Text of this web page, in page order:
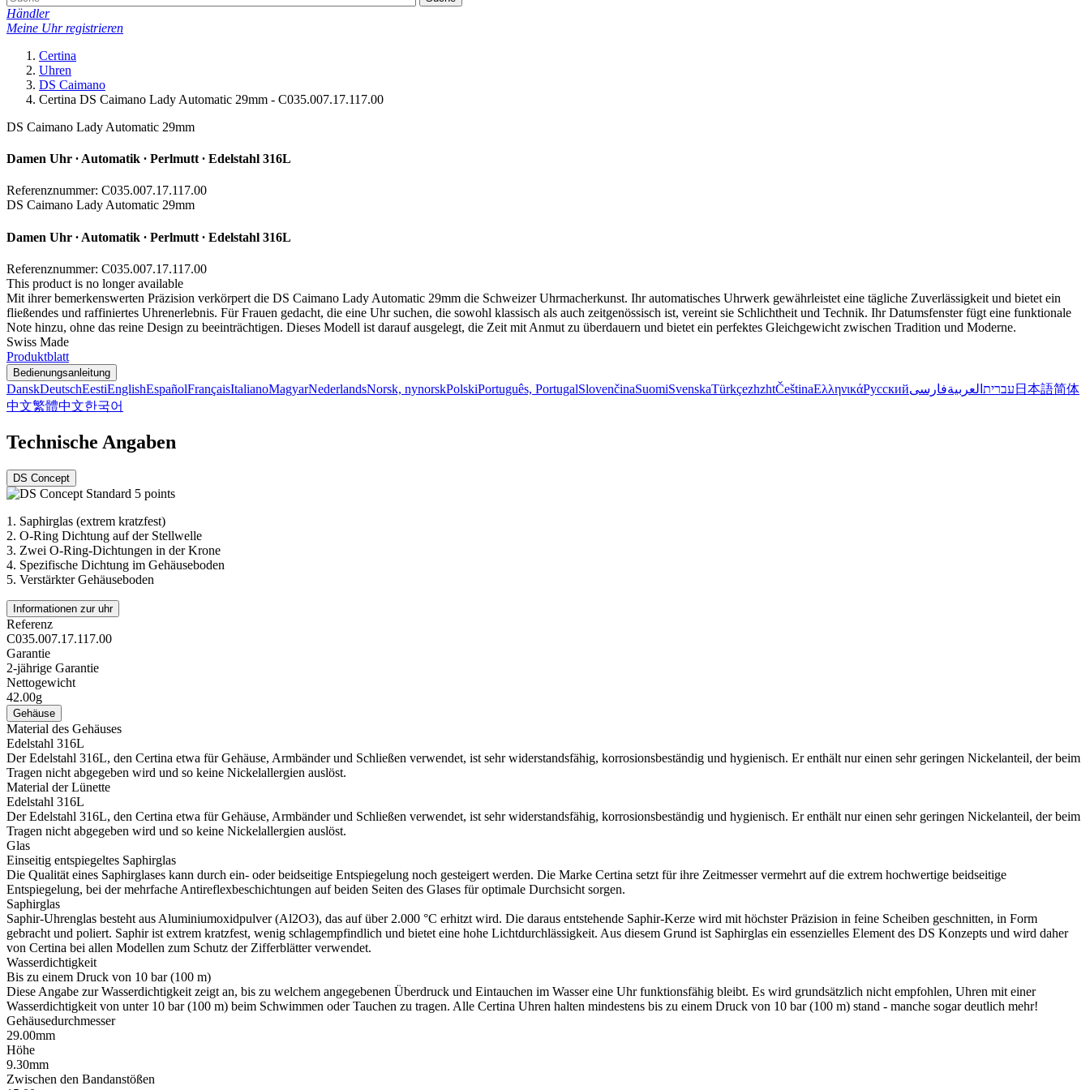
Händler
Meine Uhr registrieren
Certina
Uhren
DS Caimano
Certina DS Caimano Lady Automatic 29mm - C035.007.17.117.00
DS Caimano Lady Automatic 29mm
Damen Uhr ∙ Automatik ∙ Perlmutt ∙ Edelstahl 316L
Referenznummer: C035.007.17.117.00
DS Caimano Lady Automatic 29mm
Damen Uhr ∙ Automatik ∙ Perlmutt ∙ Edelstahl 316L
Referenznummer: C035.007.17.117.00
This product is no longer available
Mit ihrer bemerkenswerten Präzision verkörpert die DS Caimano Lady Automatic 29mm die Schweizer Uhrmacherkunst. Ihr automatisches Uhrwerk gewährleistet eine tägliche Zuverlässigkeit und bietet ein
fließendes und raffiniertes Uhrenerlebnis. Für Frauen gedacht, die eine Uhr suchen, die sowohl klassisch als auch zeitgenössisch ist, vereint sie Schlichtheit und Technik. Ihr Datumsfenster fügt eine funktionale
Note hinzu, ohne das reine Design zu beeinträchtigen. Dieses Modell ist darauf ausgelegt, die Zeit mit Anmut zu überdauern und bietet ein perfektes Gleichgewicht zwischen Tradition und Moderne.
Swiss Made
Produktblatt
Bedienungsanleitung
DanskDeutschEestiEnglishEspañolFrançaisItalianoMagyarNederlandsNorsk, nynorskPolskiPortuguês, PortugalSlovenčinaSuomiSvenskaTürkçezhzhtČeštinaΕλληνικάРусский עברית العربيةفارسی 日本語简体
中文繁體中文한국어
Technische Angaben
DS Concept
1. Saphirglas (extrem kratzfest)
2. O-Ring Dichtung auf der Stellwelle
3. Zwei O-Ring-Dichtungen in der Krone
4. Spezifische Dichtung im Gehäuseboden
5. Verstärkter Gehäuseboden
Informationen zur uhr
Referenz
C035.007.17.117.00
Garantie
2-jährige Garantie
Nettogewicht
42.00g
Gehäuse
Material des Gehäuses
Edelstahl 316L
Der Edelstahl 316L, den Certina etwa für Gehäuse, Armbänder und Schließen verwendet, ist sehr widerstandsfähig, korrosionsbeständig und hygienisch. Er enthält nur einen sehr geringen Nickelanteil, der beim
Tragen nicht abgegeben wird und so keine Nickelallergien auslöst.
Material der Lünette
Edelstahl 316L
Der Edelstahl 316L, den Certina etwa für Gehäuse, Armbänder und Schließen verwendet, ist sehr widerstandsfähig, korrosionsbeständig und hygienisch. Er enthält nur einen sehr geringen Nickelanteil, der beim
Tragen nicht abgegeben wird und so keine Nickelallergien auslöst.
Glas
Einseitig entspiegeltes Saphirglas
Die Qualität eines Saphirglases kann durch ein- oder beidseitige Entspiegelung noch gesteigert werden. Die Marke Certina setzt für ihre Zeitmesser vermehrt auf die extrem hochwertige beidseitige
Entspiegelung, bei der mehrfache Antireflexbeschichtungen auf beiden Seiten des Glases für optimale Durchsicht sorgen.
Saphirglas
Saphir-Uhrenglas besteht aus Aluminiumoxidpulver (Al2O3), das auf über 2.000 °C erhitzt wird. Die daraus entstehende Saphir-Kerze wird mit höchster Präzision in feine Scheiben geschnitten, in Form
gebracht und poliert. Saphir ist extrem kratzfest, wenig schlagempfindlich und bietet eine hohe Lichtdurchlässigkeit. Aus diesem Grund ist Saphirglas ein essenzielles Element des DS Konzepts und wird daher
von Certina bei allen Modellen zum Schutz der Zifferblätter verwendet.
Wasserdichtigkeit
Bis zu einem Druck von 10 bar (100 m)
Diese Angabe zur Wasserdichtigkeit zeigt an, bis zu welchem angegebenen Überdruck und Eintauchen im Wasser eine Uhr funktionsfähig bleibt. Es wird grundsätzlich nicht empfohlen, Uhren mit einer
Wasserdichtigkeit von unter 10 bar (100 m) beim Schwimmen oder Tauchen zu tragen. Alle Certina Uhren halten mindestens bis zu einem Druck von 10 bar (100 m) stand - manche sogar deutlich mehr!
Gehäusedurchmesser
29.00mm
Höhe
9.30mm
Zwischen den Bandanstößen